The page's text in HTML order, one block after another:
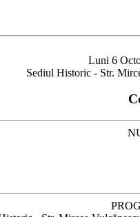
Luni 6
Sediul Historic - Str.